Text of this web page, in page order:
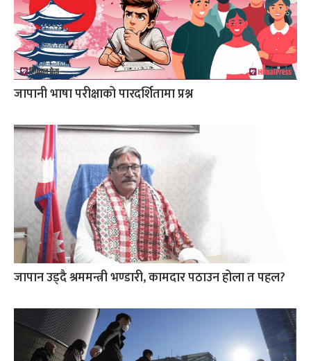
जापानी भाषा परीक्षाको पारदर्शितामा प्रश्न
जापान उड्दै श्रममन्त्री भण्डारी, कामदार पठाउन होला त पहल?